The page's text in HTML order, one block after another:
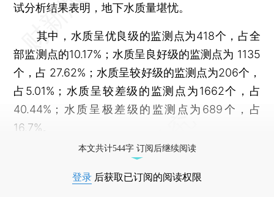
试分析结果表明，地下水质量堪忧。
其中，水质呈优良级的监测点为418个，占全
部监测点的10.17%；水质呈良好级的监测点为 1135
个，占 27.62%；水质呈较好级的监测点为206个，
占5.01%；水质呈较差级的监测点为1662个，占
40.44%；水质呈极差级的监测点为689个，占
16.7%。
本文共计544字 订阅后继续阅读
登录 后获取已订阅的阅读权限